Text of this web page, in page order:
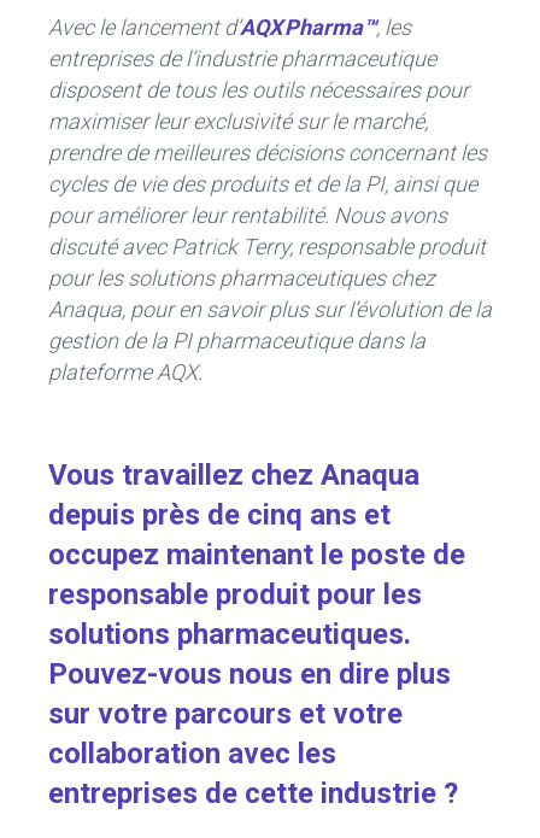
o
ok
Avec le lancement d’AQX Pharma™, les
entreprises de l’industrie pharmaceutique
disposent de tous les outils nécessaires pour
maximiser leur exclusivité sur le marché,
prendre de meilleures décisions concernant les
cycles de vie des produits et de la PI, ainsi que
pour améliorer leur rentabilité. Nous avons
discuté avec Patrick Terry, responsable produit
pour les solutions pharmaceutiques chez
Anaqua, pour en savoir plus sur l’évolution de la
gestion de la PI pharmaceutique dans la
plateforme AQX.
Vous travaillez chez Anaqua
depuis près de cinq ans et
occupez maintenant le poste de
responsable produit pour les
solutions pharmaceutiques.
Pouvez-vous nous en dire plus
sur votre parcours et votre
collaboration avec les
entreprises de cette industrie ?